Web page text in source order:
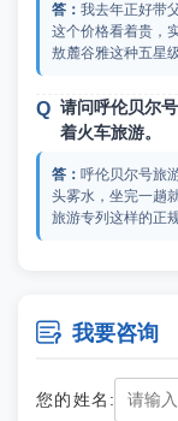
我去年正好带
这个价格看着贵，
敖麓谷雅这种五星
门票和体验活动费
小交通都包了，
品。这些费用明细
请问呼伦贝尔
着火车旅游。
呼伦贝尔号旅
头雾水，坐完一趟
旅游专列这样的正
李、不用操心路线
像，只不过船换成
去年暑期带爸
火车上简直是奢
装了空压机，卫生
 我要咨询
您的姓名: